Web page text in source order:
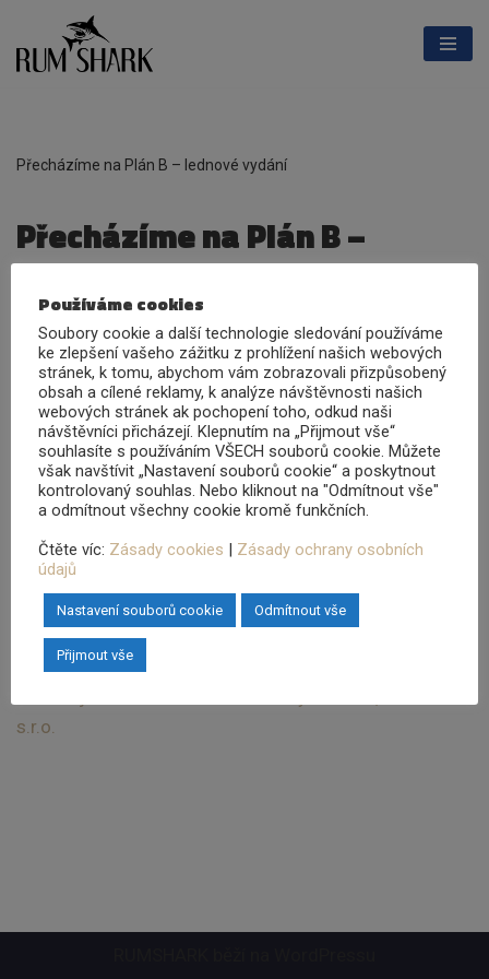
Přeskočit
Přecházíme na Plán B – lednové vydání
Přecházíme na Plán B –
lednové vydání
10. 12. 2020
Kdo je připraven, není překvapen. Lahvování se nám
trochu zdrželo a kamion nezvládne vyjet ze Skotska
včas, takže my nestihneme předvánoční termín vydání.
Nevadí, my jsme připraveni byli.
Takže vás budeme napínat až do ledna.
PŘEDCHOZÍ
s.r.o.
Používáme cookies
Soubory cookie a další technologie sledování používáme
ke zlepšení vašeho zážitku z prohlížení našich webových
stránek, k tomu, abychom vám zobrazovali přizpůsobený
obsah a cílené reklamy, k analýze návštěvnosti našich
webových stránek ak pochopení toho, odkud naši
návštěvníci přicházejí. Klepnutím na „Přijmout vše“
souhlasíte s používáním VŠECH souborů cookie. Můžete
však navštívit „Nastavení souborů cookie“ a poskytnout
kontrolovaný souhlas. Nebo kliknout na "Odmítnout vše"
a odmítnout všechny cookie kromě funkčních.
Čtěte víc: Zásady cookies | Zásady ochrany osobních
údajů
Nastavení souborů cookie Odmítnout vše
Přijmout vše